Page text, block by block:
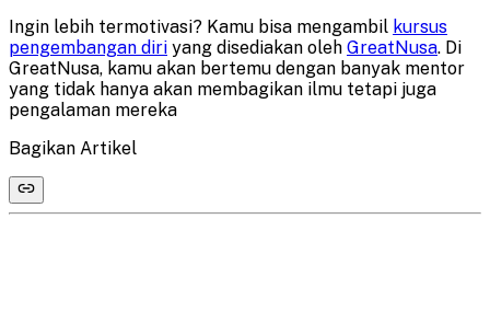
Ingin lebih termotivasi? Kamu bisa mengambil kursus
pengembangan diri yang disediakan oleh GreatNusa. Di
GreatNusa, kamu akan bertemu dengan banyak mentor
yang tidak hanya akan membagikan ilmu tetapi juga
pengalaman mereka
Bagikan Artikel